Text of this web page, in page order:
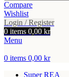
Compare
Wishlist
Login / Register
0 items 0,00 kr
Menu
0 items 0,00 kr
Super REA